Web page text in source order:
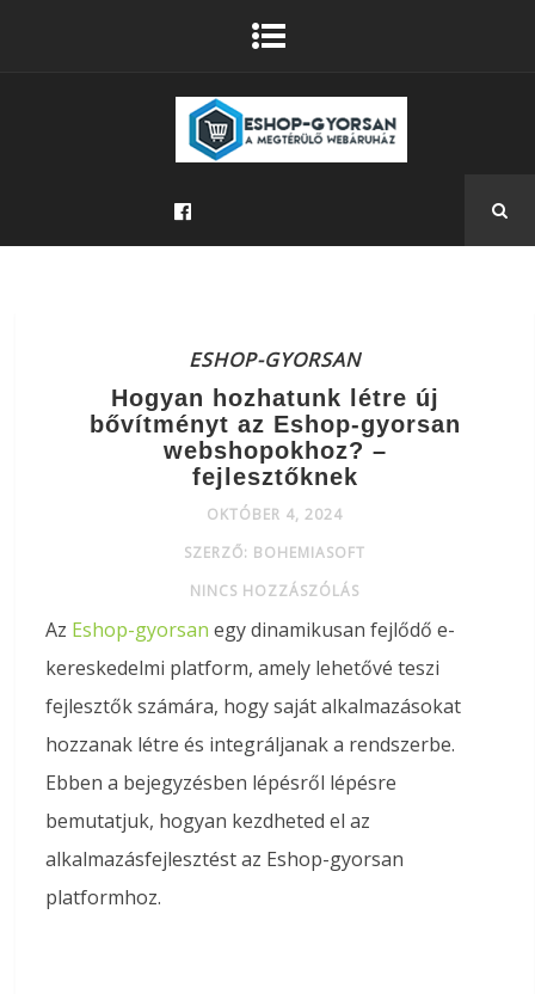
ESHOP-GYORSAN
Hogyan hozhatunk létre új
bővítményt az Eshop-gyorsan
webshopokhoz? –
fejlesztőknek
OKTÓBER 4, 2024
SZERZŐ: BOHEMIASOFT
NINCS HOZZÁSZÓLÁS
Az Eshop-gyorsan egy dinamikusan fejlődő e-
kereskedelmi platform, amely lehetővé teszi
fejlesztők számára, hogy saját alkalmazásokat
hozzanak létre és integráljanak a rendszerbe.
Ebben a bejegyzésben lépésről lépésre
bemutatjuk, hogyan kezdheted el az
alkalmazásfejlesztést az Eshop-gyorsan
platformhoz.